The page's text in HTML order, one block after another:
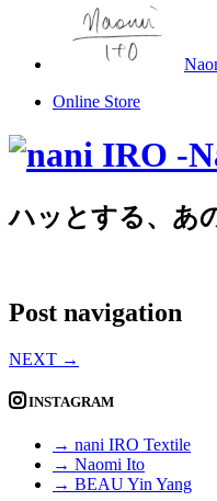
Online Store
ハッとする、あ
Post navigation
NEXT →
INSTAGRAM
→ nani IRO Textile
→ Naomi Ito
→ BEAU Yin Yang